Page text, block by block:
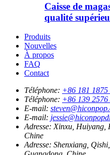
Caisse de
qualité
Produits
Nouvelles
À propos
FAQ
Contact
Téléphone: +86 181 1875
Téléphone: +86 139 2576
E-mail:
E-mail:
Adresse: Xinxu, Huiyang,
Chine
Adresse: Shenxiang,